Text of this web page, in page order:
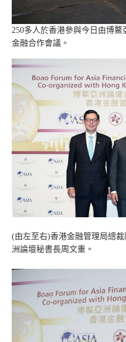
250多人於香港參與今日由博
金融合作會議。
(由左至右)香港金融管理局總
洲論壇秘書長周文重。